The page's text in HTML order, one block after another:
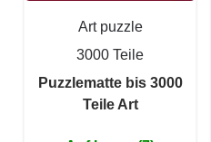
Art puzzle
3000 Teile
Puzzlematte bis 3000
Teile Art